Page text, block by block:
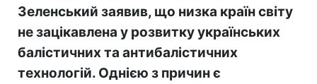
Зеленський заявив, що низка країн світу
не зацікавлена у розвитку українських
балістичних та антибалістичних
технологій. Однією з причин є